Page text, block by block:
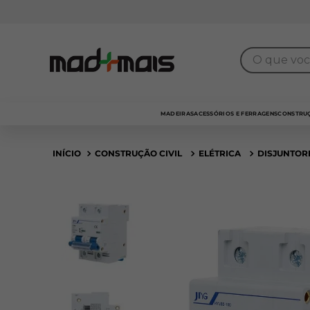
O que você
MADEIRASACESSÓRIOS E FERRAGENS
CONSTRUÇÃO CIVIL ELÉTRICA